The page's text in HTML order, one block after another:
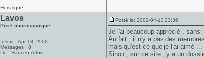
Hors ligne
Lavos
Pixel microscopique
Inscrit : Apr 13, 2002
Messages : 8
De : Ham-en-Artois
Posté le: 2002-04-13 23:36
Je l'ai beaucoup apprécié , sans
Au fait , il n'y a pas des
mais qu'est-ce que je l'ai aimé ...
Sinon , sur ce site , y a un